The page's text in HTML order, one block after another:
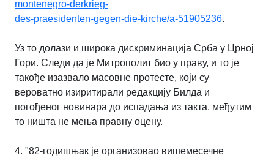
montenegro-derkrieg-
des-praesidenten-gegen-die-kirche/a-51905236.
Уз то долази и широка дискриминација Срба у Црној
Гори. Следи да је Митрополит био у праву, и то је
такође изазвало масовне протесте, који су
вероватно изиритирали редакцију Билда и
погођеног новинара до испадања из такта, међутим
то ништа не мења правну оцену.
4. "82-годишњак је организовао вишемесечне